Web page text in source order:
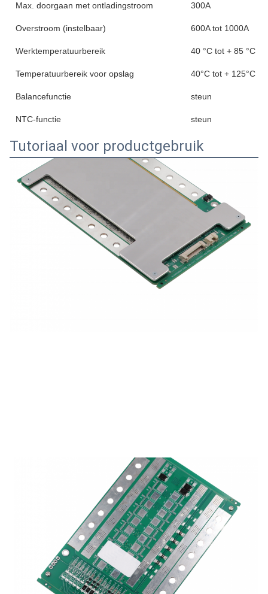
Max. doorgaan met ontladingstroom 300A
Overstroom (instelbaar) 600A tot 1000A
Werktemperatuurbereik 40 °C tot + 85 °C
Temperatuurbereik voor opslag 40°C tot + 125°C
Balancefunctie steun
NTC-functie steun
Tutoriaal voor productgebruik